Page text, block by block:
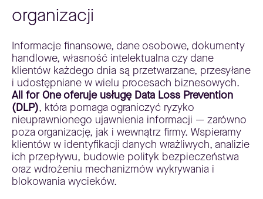
organizacji
Informacje finansowe, dane osobowe, dokumenty
handlowe, własność intelektualna czy dane
klientów każdego dnia są przetwarzane, przesyłane
i udostępniane w wielu procesach biznesowych.
All for One oferuje usługę Data Loss Prevention
(DLP), która pomaga ograniczyć ryzyko
nieuprawnionego ujawnienia informacji — zarówno
poza organizację, jak i wewnątrz firmy. Wspieramy
klientów w identyfikacji danych wrażliwych, analizie
ich przepływu, budowie polityk bezpieczeństwa
oraz wdrożeniu mechanizmów wykrywania i
blokowania wycieków.